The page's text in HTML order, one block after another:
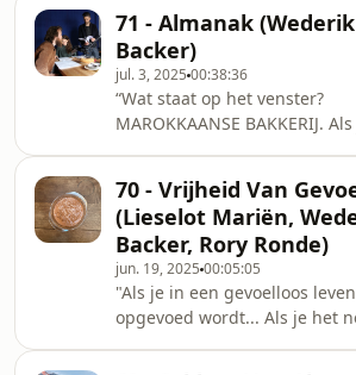
Pieternelle en andere kunsten
het glas van het tramhokje
haar andere hand strijkt ze
duidelijk zwangere buik. Ik
het niet hoort, maar ik kan niet
ophouden naar haar te
kijken.&quot;Een
geschreven en geregisseerd
Lieselot Mariën, met de stem
71 - Almanak
Backer)
jul. 3, 2025 00:38:36
“Wat staat op het venster?
MAROKKAANSE BAKKERIJ.
jaren lang was zaal De
de Brugse Poort in Gent the
be voor de bewoners van de
Poort. In haar lange
De Meibloem een socialistische
feestzaal, een jeugdclub en
cinema.Kortweg: een
70 - Vrijheid Van
(Lieselot Mariën,
Backer, Rory Ronde)
jun. 19, 2025 00:05:05
"Als je in een gevoelloos leven
opgevoed wordt... Als je het